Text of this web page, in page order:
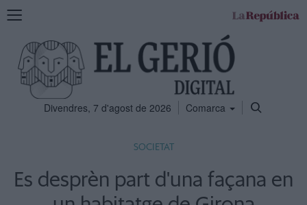
Mostra
navegació
Divendres, 7 d'agost de 2026 Comarca
SOCIETAT
Es desprèn part d'una façana en